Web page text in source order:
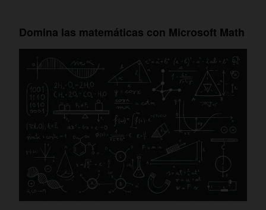
Domina las matemáticas con Microsoft Math